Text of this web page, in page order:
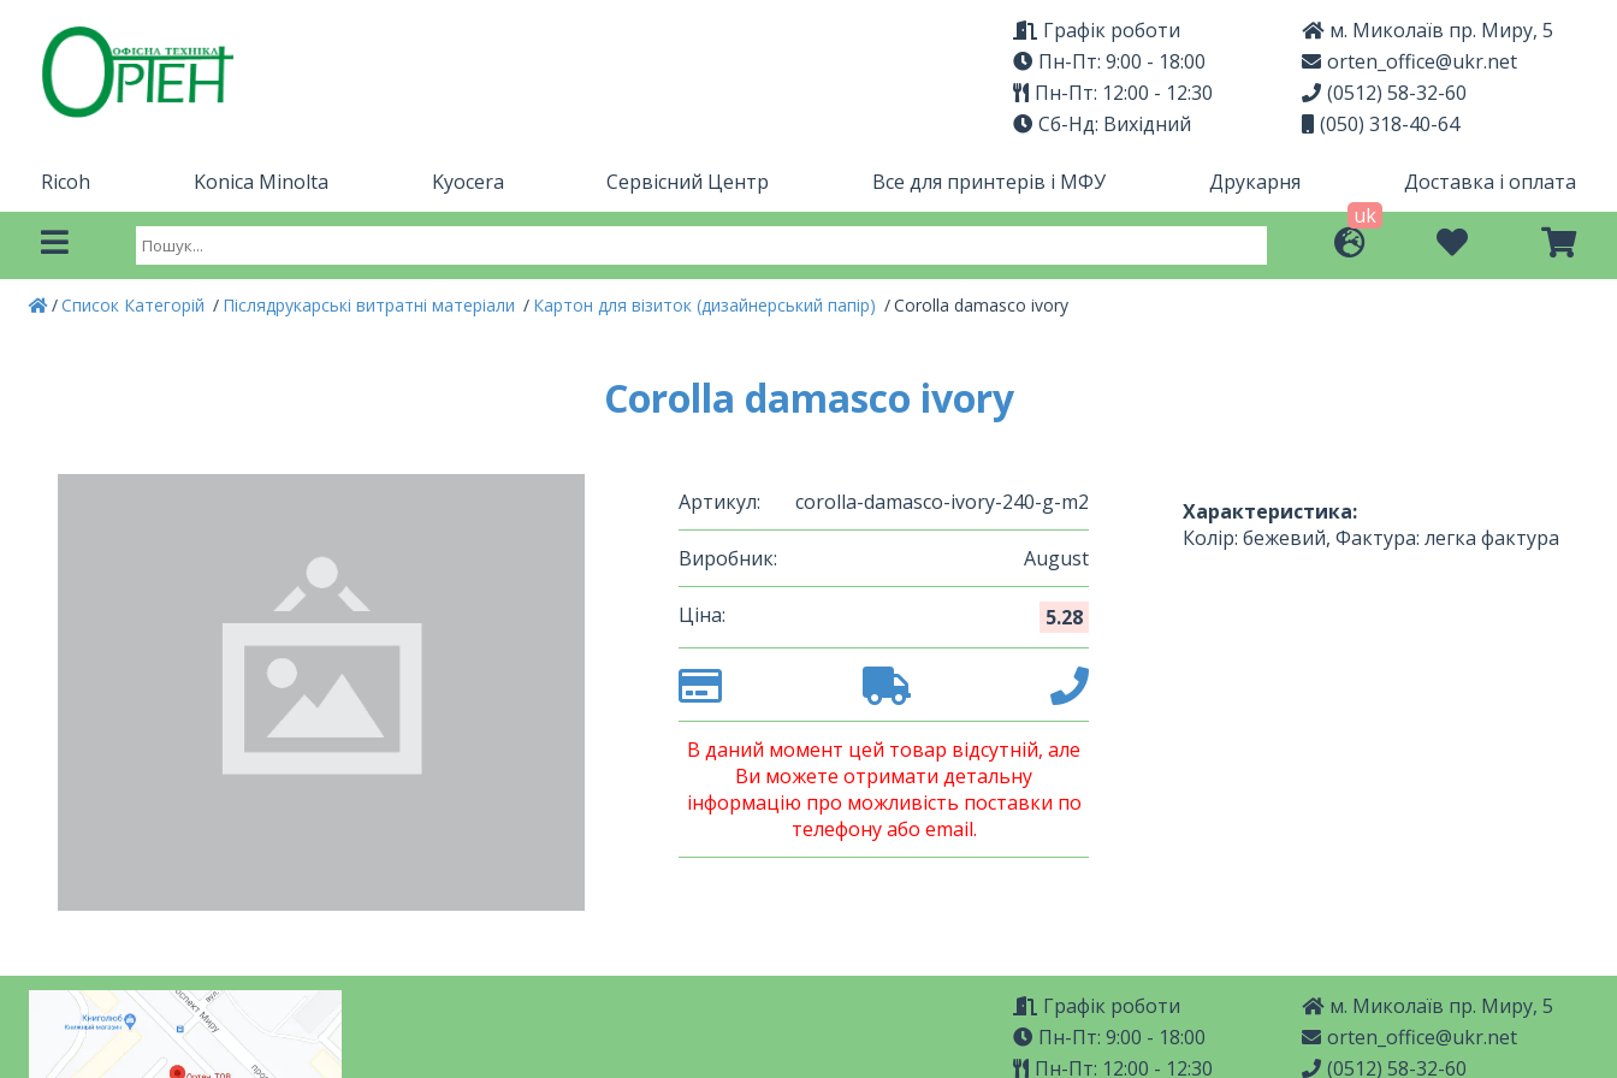
Графік роботи
Пн-Пт: 9:00 - 18:00
Пн-Пт: 12:00 - 12:30
Сб-Нд: Вихідний
м. Миколаїв пр. Миру, 5
orten_office@ukr.net
(0512) 58-32-60
(050) 318-40-64
Ricoh Konica Minolta Kyocera Сервісний Центр Все для принтерів і МФУ Друкарня
Доставка і оплата
uk
Список Категорій Післядрукарські витратні матеріали Картон для візиток (дизайнерський папір) Corolla damasco ivory
Corolla damasco ivory
Артикул: corolla-damasco-ivory-240-g-m2
Виробник: August
Ціна: 5.28
В даний момент цей товар відсутній, але
Ви можете отримати детальну
інформацію про можливість поставки по
телефону або email.
Характеристика:
Колір: бежевий, Фактура: легка фактура
Графік роботи
Пн-Пт: 9:00 - 18:00
Пн-Пт: 12:00 - 12:30
м. Миколаїв пр. Миру, 5
orten_office@ukr.net
(0512) 58-32-60